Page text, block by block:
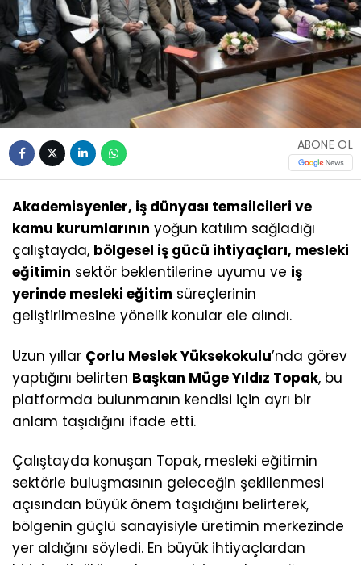
ABONE OL
Akademisyenler, iş dünyası temsilcileri ve
kamu kurumlarının yoğun katılım sağladığı
çalıştayda, bölgesel iş gücü ihtiyaçları, mesleki
eğitimin sektör beklentilerine uyumu ve iş
yerinde mesleki eğitim süreçlerinin
geliştirilmesine yönelik konular ele alındı.
Uzun yıllar Çorlu Meslek Yüksekokulu’nda görev
yaptığını belirten Başkan Müge Yıldız Topak, bu
platformda bulunmanın kendisi için ayrı bir
anlam taşıdığını ifade etti.
Çalıştayda konuşan Topak, mesleki eğitimin
sektörle buluşmasının geleceğin şekillenmesi
açısından büyük önem taşıdığını belirterek,
bölgenin güçlü sanayisiyle üretimin merkezinde
yer aldığını söyledi. En büyük ihtiyaçlardan